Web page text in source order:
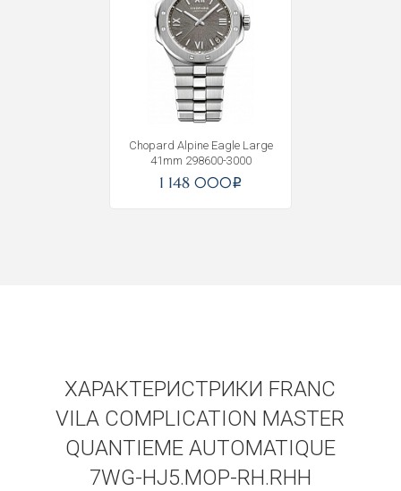
Chopard Alpine Eagle Large
41mm 298600-3000
1 148 000i
ХАРАКТЕРИСТРИКИ FRANC
VILA COMPLICATION MASTER
QUANTIEME AUTOMATIQUE
7WG-HJ5.MOP-RH.RHH
Получать на почту